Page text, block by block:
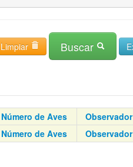
Limpiar Buscar
Número de Aves Observador
Número de Aves Observador